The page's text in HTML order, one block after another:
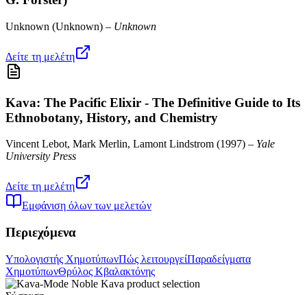
Unknown (Unknown) – Unknown
Δείτε τη μελέτη
Kava: The Pacific Elixir - The Definitive Guide to Its
Ethnobotany, History, and Chemistry
Vincent Lebot, Mark Merlin, Lamont Lindstrom (1997) – Yale
University Press
Δείτε τη μελέτη
Εμφάνιση όλων των μελετών
Περιεχόμενα
Υπολογιστής ΧημοτύπωνΠώς λειτουργείΠαραδείγματα
ΧημοτύπωνΘρύλος Κβαλακτόνης